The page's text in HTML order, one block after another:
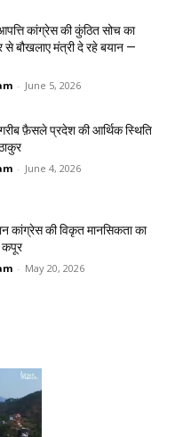
कांग्रेस की कुंठित सोच का
से बौखलाए मंत्री दे रहे बयान —
- June 5, 2026
फ़ैसले प्रदेश की आर्थिक स्थिति
- June 4, 2026
कांग्रेस की विकृत मानसिकता का
कपूर
- May 20, 2026